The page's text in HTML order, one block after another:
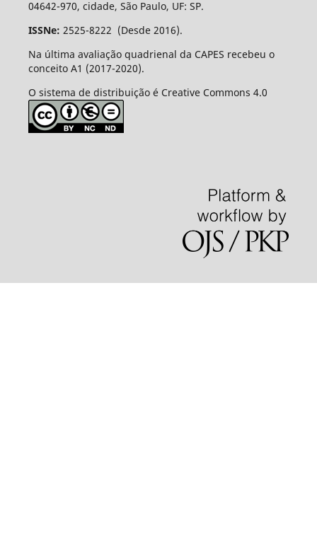
04642-970, cidade, São Paulo, UF: SP.
ISSNe: 2525-8222 (Desde 2016).
Na última avaliação quadrienal da CAPES recebeu o
conceito A1 (2017-2020).
O sistema de distribuição é Creative Commons 4.0